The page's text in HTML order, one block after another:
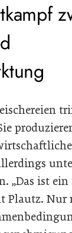
„Das ist
Plautz. Nur